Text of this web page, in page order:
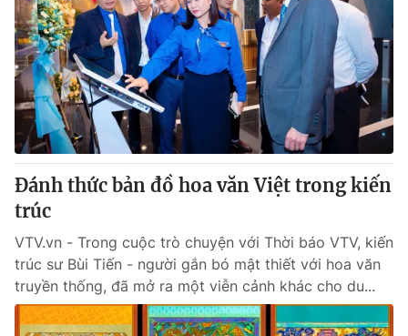
Đánh thức bản đồ hoa văn Việt trong kiến
trúc
VTV.vn - Trong cuộc trò chuyện với Thời báo VTV, kiến
trúc sư Bùi Tiến - người gắn bó mật thiết với hoa văn
truyền thống, đã mở ra một viễn cảnh khác cho du...